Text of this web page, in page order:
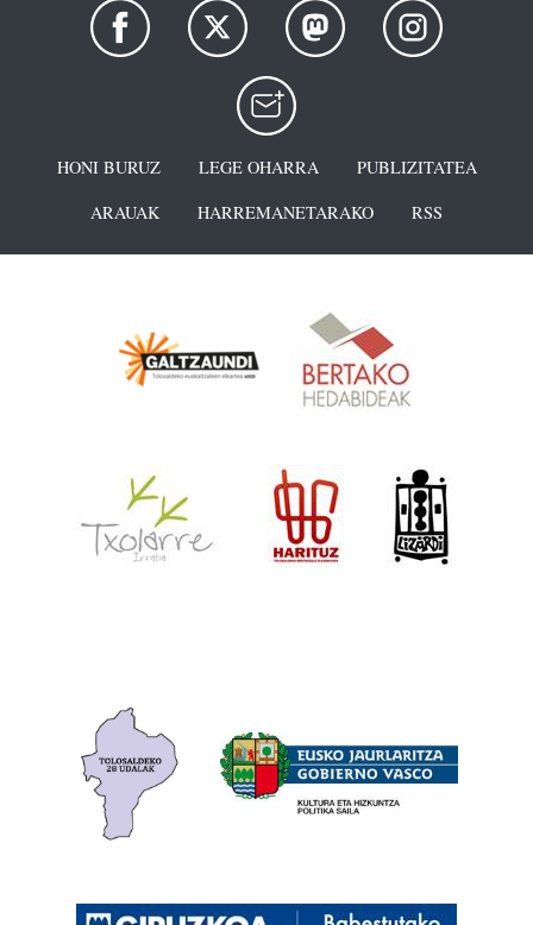
HONI BURUZ LEGE OHARRA
PUBLIZITATEA
ARAUAK
HARREMANETARAKO RSS